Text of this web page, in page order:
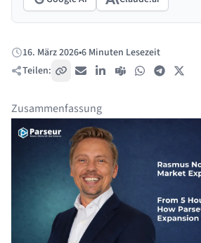
Veröffentlicht:
16. März 2026•6 Minuten Lesezeit
Teilen:
Link kopieren
E-Mail LinkedIn
Teams WhatsAppTelegram
Zusammenfassung